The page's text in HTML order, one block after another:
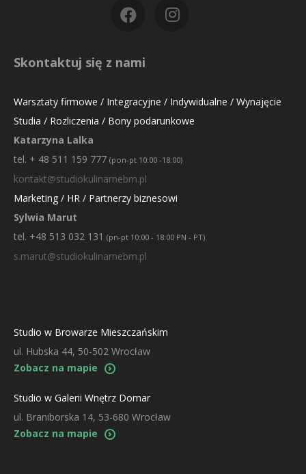
Skontaktuj się z nami
Warsztaty firmowe / Integracyjne / Indywidualne / Wynajęcie
Studia / Rozliczenia / Bony podarunkowe
Katarzyna Lalka
tel. + 48 511 159 777 (pon-pt 10:00 -18:00)
kontakt@studiokulinarnebm.pl
Marketing / HR / Partnerzy biznesowi
Sylwia Marut
tel. +48 513 032 131 (pn-pt 10:00 - 18:00 PN - PT)
s.marut@studiokulinarnebm.pl
Studio w Browarze Mieszczańskim
ul. Hubska 44, 50-502 Wrocław
Zobacz na mapie
Studio w Galerii Wnętrz Domar
ul. Braniborska 14, 53-680 Wrocław
Zobacz na mapie